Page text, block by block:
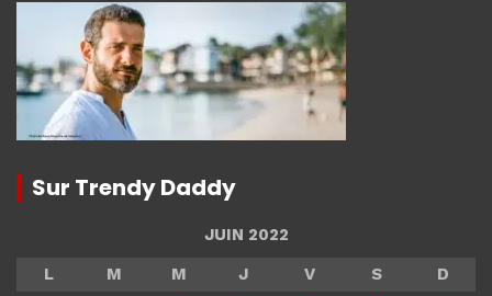
Sur Trendy Daddy
JUIN 2022
L
M M J V S
D